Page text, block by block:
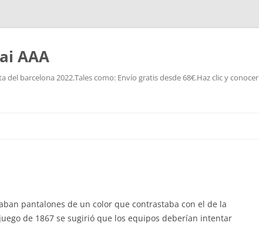
AAA
barcelona 2022.Tales como: Envío gratis desde 68€.Haz clic y conocer
pantalones de un color que contrastaba con el de la
de 1867 se sugirió que los equipos deberían intentar